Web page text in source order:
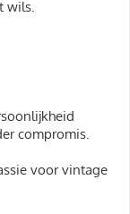
wils.
compromis.
voor vintage